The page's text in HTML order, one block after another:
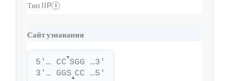
Тип IIP
i
Сайт узнавания
5'… CC
▼
SGG …3'
3'… GGS▲CC …5'